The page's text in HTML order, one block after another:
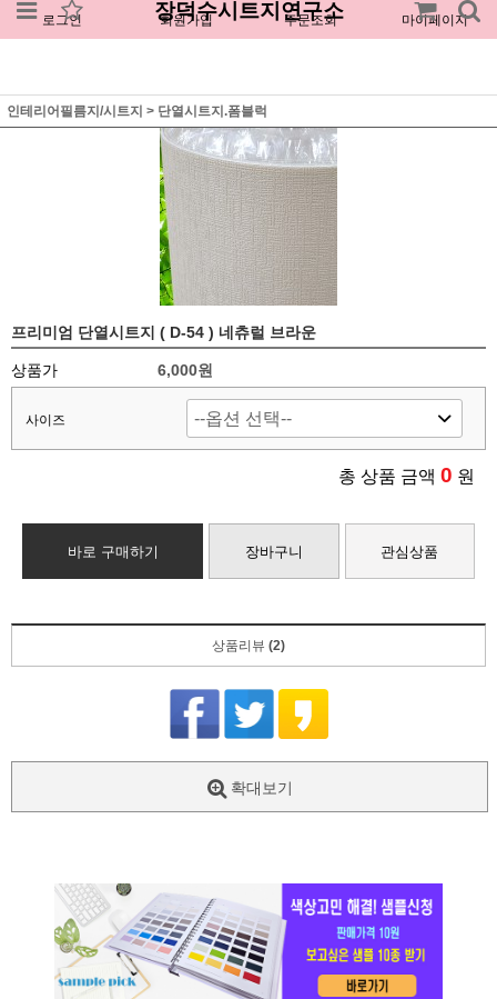
로그인 회원가입 주문조회 마이페이지
장덕수시트지연구소
인테리어필름지/시트지 > 단열시트지.폼블럭
프리미엄 단열시트지 ( D-54 ) 네츄럴 브라운
상품가 6,000원
사이즈
총 상품 금액 0 원
바로 구매하기 장바구니 관심상품
상품리뷰 (2)
확대보기